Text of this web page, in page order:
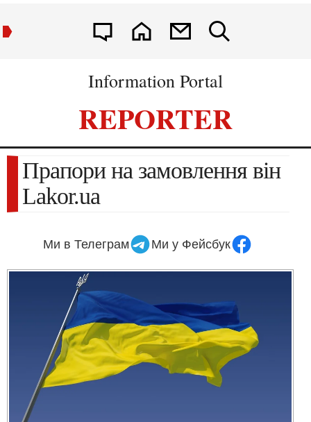
Information Portal
REPORTER
Прапори на замовлення він
Lakor.ua
Ми в Телеграм Ми у Фейсбук